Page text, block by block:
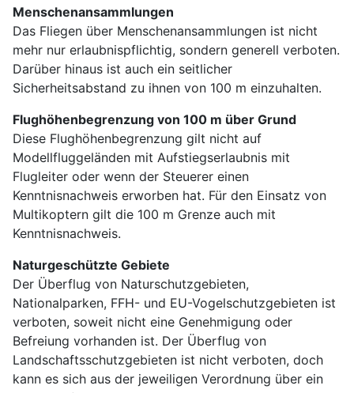
Menschenansammlungen
Das Fliegen über Menschenansammlungen ist nicht
mehr nur erlaubnispflichtig, sondern generell verboten.
Darüber hinaus ist auch ein seitlicher
Sicherheitsabstand zu ihnen von 100 m einzuhalten.
Flughöhenbegrenzung von 100 m über Grund
Diese Flughöhenbegrenzung gilt nicht auf
Modellfluggeländen mit Aufstiegserlaubnis mit
Flugleiter oder wenn der Steuerer einen
Kenntnisnachweis erworben hat. Für den Einsatz von
Multikoptern gilt die 100 m Grenze auch mit
Kenntnisnachweis.
Naturgeschützte Gebiete
Der Überflug von Naturschutzgebieten,
Nationalparken, FFH- und EU-Vogelschutzgebieten ist
verboten, soweit nicht eine Genehmigung oder
Befreiung vorhanden ist. Der Überflug von
Landschaftsschutzgebieten ist nicht verboten, doch
kann es sich aus der jeweiligen Verordnung über ein